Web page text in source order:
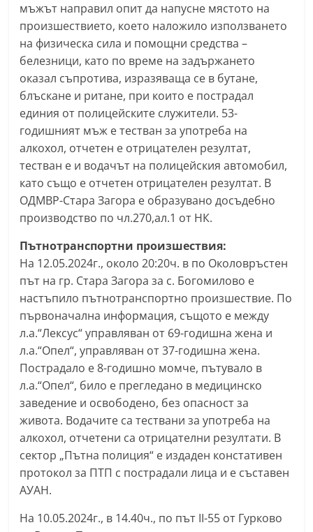
мъжът направил опит да напусне мястото на
произшествието, което наложило използването
на физическа сила и помощни средства –
белезници, като по време на задържането
оказал съпротива, изразяваща се в бутане,
блъскане и ритане, при които е пострадал
единия от полицейските служители. 53-
годишният мъж е тестван за употреба на
алкохол, отчетен е отрицателен резултат,
тестван е и водачът на полицейския автомобил,
като също е отчетен отрицателен резултат. В
ОДМВР-Стара Загора е образувано досъдебно
производство по чл.270,ал.1 от НК.
Пътнотранспортни произшествия:
На 12.05.2024г., около 20:20ч. в по Околовръстен
път на гр. Стара Загора за с. Богомилово е
настъпило пътнотранспортно произшествие. По
първоначална информация, същото е между
л.а.“Лексус“ управляван от 69-годишна жена и
л.а.“Опел“, управляван от 37-годишна жена.
Пострадало е 8-годишно момче, пътувало в
л.а.“Опел“, било е прегледано в медицинско
заведение и освободено, без опасност за
живота. Водачите са тествани за употреба на
алкохол, отчетени са отрицателни резултати. В
сектор „Пътна полиция“ е издаден констативен
протокол за ПТП с пострадали лица и е съставен
АУАН.
На 10.05.2024г., в 14.40ч., по път ІІ-55 от Гурково